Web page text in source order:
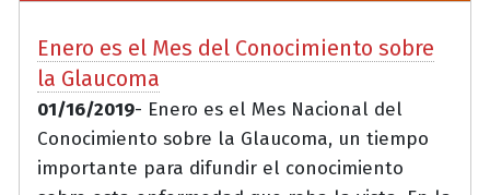
Enero es el Mes del Conocimiento sobre
la Glaucoma
01/16/2019- Enero es el Mes Nacional del
Conocimiento sobre la Glaucoma, un tiempo
importante para difundir el conocimiento